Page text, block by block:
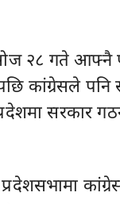
२८ गते आफ्नै
कांग्रेसले पनि
सरकार